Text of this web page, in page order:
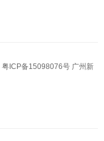
粤ICP备15098076号 广州新